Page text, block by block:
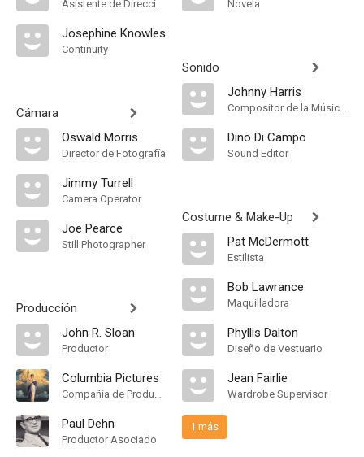
Asistente de Dirección
Josephine Knowles
Continuity
Cámara
Oswald Morris
Director de Fotografía
Jimmy Turrell
Camera Operator
Joe Pearce
Still Photographer
Producción
John R. Sloan
Productor
Columbia Pictures
Compañía de Produccion
Paul Dehn
Productor Asociado
Novela
Sonido
Johnny Harris
Compositor de la Música Original
Dino Di Campo
Sound Editor
Costume & Make-Up
Pat McDermott
Estilista
Bob Lawrance
Maquilladora
Phyllis Dalton
Diseño de Vestuario
Jean Fairlie
Wardrobe Supervisor
1 más